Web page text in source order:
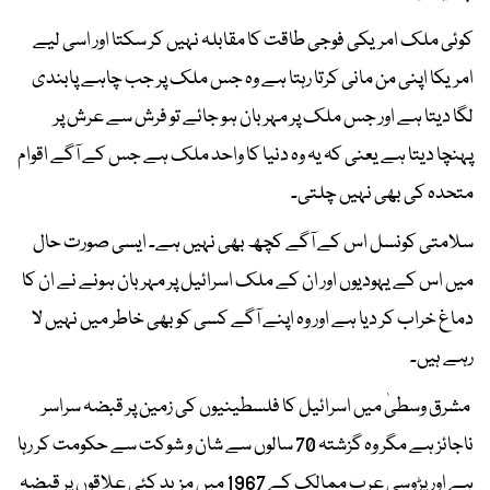
کوئی ملک امریکی فوجی طاقت کا مقابلہ نہیں کر سکتا اور اسی لیے
امریکا اپنی من مانی کرتا رہتا ہے وہ جس ملک پر جب چاہے پابندی
لگا دیتا ہے اور جس ملک پر مہربان ہو جائے تو فرش سے عرش پر
پہنچا دیتا ہے یعنی کہ یہ وہ دنیا کا واحد ملک ہے جس کے آگے اقوام
متحدہ کی بھی نہیں چلتی۔
سلامتی کونسل اس کے آگے کچھ بھی نہیں ہے۔ ایسی صورت حال
میں اس کے یہودیوں اور ان کے ملک اسرائیل پر مہربان ہونے نے ان کا
دماغ خراب کر دیا ہے اور وہ اپنے آگے کسی کو بھی خاطر میں نہیں لا
رہے ہیں۔
مشرق وسطیٰ میں اسرائیل کا فلسطینیوں کی زمین پر قبضہ سراسر
ناجائز ہے مگر وہ گزشتہ 70 سالوں سے شان و شوکت سے حکومت کر رہا
ہے اور پڑوسی عرب ممالک کے 1967 میں مزید کئی علاقوں پر قبضہ